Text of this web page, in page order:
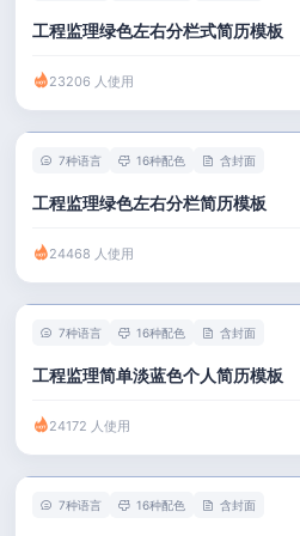
工程监理绿色左右分栏式简历模板
23206 人使用
7种语言 16种配色 含封面
工程监理绿色左右分栏简历模板
24468 人使用
7种语言 16种配色 含封面
工程监理简单淡蓝色个人简历模板
24172 人使用
7种语言 16种配色 含封面